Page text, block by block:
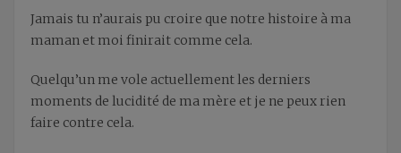
Jamais tu n’aurais pu croire que notre histoire à ma
maman et moi finirait comme cela.
Quelqu’un me vole actuellement les derniers
moments de lucidité de ma mère et je ne peux rien
faire contre cela.